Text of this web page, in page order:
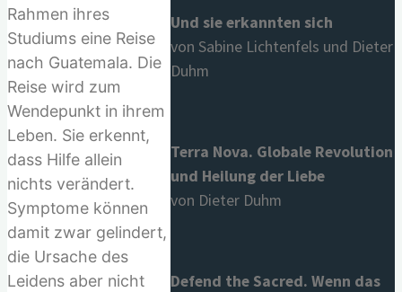
Rahmen ihres
Studiums eine Reise
nach Guatemala. Die
Reise wird zum
Wendepunkt in ihrem
Leben. Sie erkennt,
dass Hilfe allein
nichts verändert.
Symptome können
damit zwar gelindert,
die Ursache des
Leidens aber nicht
Und sie erkannten sich
von Sabine Lichtenfels und Dieter
Duhm
Terra Nova. Globale Revolution
und Heilung der Liebe
von Dieter Duhm
Defend the Sacred. Wenn das